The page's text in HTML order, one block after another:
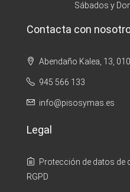
Sábados y
Contacta con
Abendaño Kalea, 13,
945 566 133
info@pisosymas.es
Legal
Protección de datos de
RGPD